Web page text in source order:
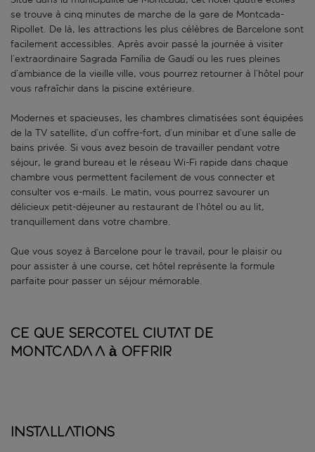
se trouve à cinq minutes de marche de la gare de Montcada-
Ripollet. De là, les attractions les plus célèbres de Barcelone sont
facilement accessibles. Après avoir passé la journée à visiter
l’extraordinaire Sagrada Família de Gaudí ou les rues pleines
d’ambiance de la vieille ville, vous pourrez retourner à l’hôtel pour
vous rafraîchir dans la piscine extérieure.
Modernes et spacieuses, les chambres climatisées sont équipées
de la TV satellite, d’un coffre-fort, d’un minibar et d’une salle de
bains privée. Si vous avez besoin de travailler pendant votre
séjour, le grand bureau et le réseau Wi-Fi rapide dans chaque
chambre vous permettent facilement de vous connecter et
consulter vos e-mails. Le matin, vous pourrez savourer un
délicieux petit-déjeuner au restaurant de l’hôtel ou au lit,
tranquillement dans votre chambre.
Que vous soyez à Barcelone pour le travail, pour le plaisir ou
pour assister à une course, cet hôtel représente la formule
parfaite pour passer un séjour mémorable.
Ce que Sercotel Ciutat de
Montcada a à offrir
Installations